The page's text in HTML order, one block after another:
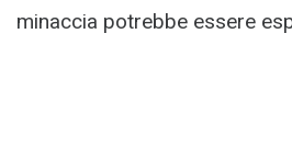
minaccia potrebbe essere